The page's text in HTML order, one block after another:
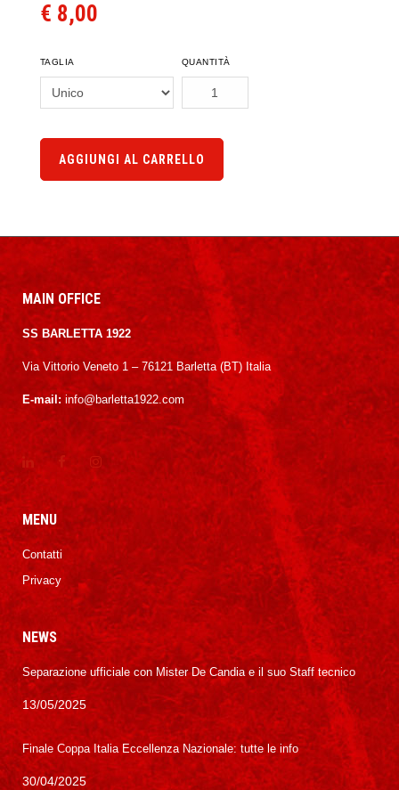
€ 8,00
TAGLIA QUANTITÀ
AGGIUNGI AL CARRELLO
MAIN OFFICE
SS BARLETTA 1922
Via Vittorio Veneto 1 – 76121 Barletta (BT) Italia
E-mail: info@barletta1922.com
MENU
Contatti
Privacy
NEWS
Separazione ufficiale con Mister De Candia e il suo Staff tecnico
13/05/2025
Finale Coppa Italia Eccellenza Nazionale: tutte le info
30/04/2025